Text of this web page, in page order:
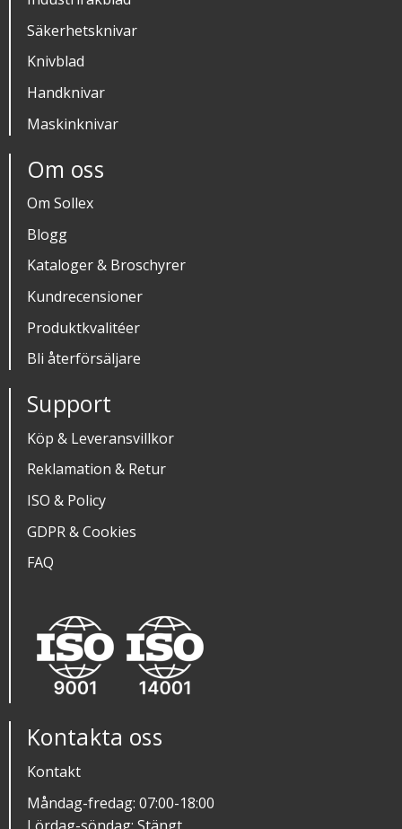
Säkerhetsknivar
Knivblad
Handknivar
Maskinknivar
Om oss
Om Sollex
Blogg
Kataloger & Broschyrer
Kundrecensioner
Produktkvalitéer
Bli återförsäljare
Support
Köp & Leveransvillkor
Reklamation & Retur
ISO & Policy
GDPR & Cookies
FAQ
Kontakta oss
Kontakt
Måndag-fredag: 07:00-18:00
Lördag-söndag: Stängt